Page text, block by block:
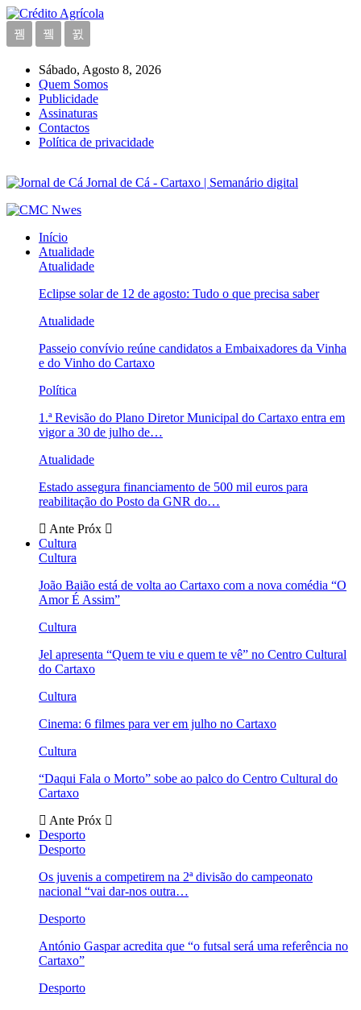
Sábado, Agosto 8, 2026
Quem Somos
Publicidade
Assinaturas
Contactos
Política de privacidade
Jornal de Cá - Cartaxo | Semanário digital
Início
Atualidade
Atualidade
Eclipse solar de 12 de agosto: Tudo o que precisa saber
Atualidade
Passeio convívio reúne candidatos a Embaixadores da Vinha
e do Vinho do Cartaxo
Política
1.ª Revisão do Plano Diretor Municipal do Cartaxo entra em
vigor a 30 de julho de…
Atualidade
Estado assegura financiamento de 500 mil euros para
reabilitação do Posto da GNR do…
Ante Próx
Cultura
Cultura
João Baião está de volta ao Cartaxo com a nova comédia “O
Amor É Assim”
Cultura
Jel apresenta “Quem te viu e quem te vê” no Centro Cultural
do Cartaxo
Cultura
Cinema: 6 filmes para ver em julho no Cartaxo
Cultura
“Daqui Fala o Morto” sobe ao palco do Centro Cultural do
Cartaxo
Ante Próx
Desporto
Desporto
Os juvenis a competirem na 2ª divisão do campeonato
nacional “vai dar-nos outra…
Desporto
António Gaspar acredita que “o futsal será uma referência no
Cartaxo”
Desporto